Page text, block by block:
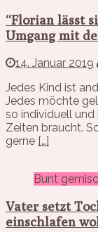
“Florian lässt
Umgang mit
14. Januar 2019
Jedes Kind ist
Jedes möchte
so individuell und
Zeiten braucht.
gerne […]
Bunt
Vater setzt
einschlafen